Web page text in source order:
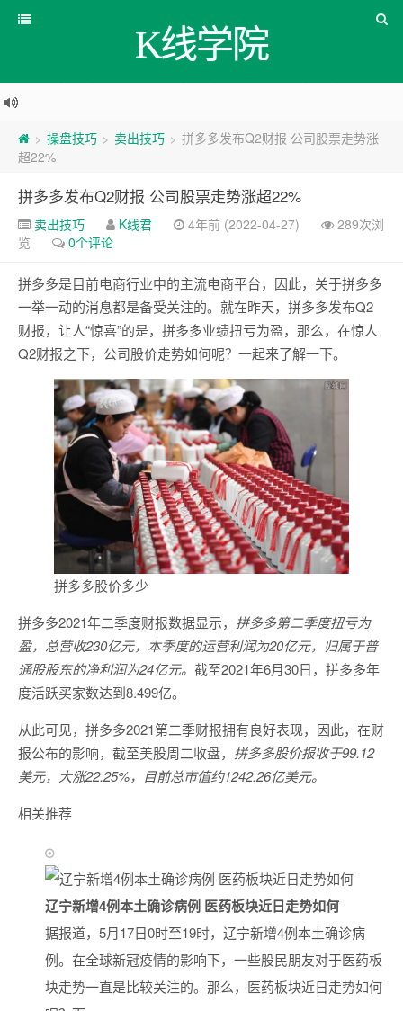
K线学院
> 操盘技巧 > 卖出技巧 > 拼多多发布Q2财报 公司股票走势涨
超22%
拼多多发布Q2财报 公司股票走势涨超22%
卖出技巧 K线君 4年前 (2022-04-27)
289次浏
览
0个评论
拼多多是目前电商行业中的主流电商平台，因此，关于拼多多
一举一动的消息都是备受关注的。就在昨天，拼多多发布Q2
财报，让人“惊喜”的是，拼多多业绩扭亏为盈，那么，在惊人
Q2财报之下，公司股价走势如何呢？一起来了解一下。
拼多多股价多少
拼多多2021年二季度财报数据显示， 拼多多第二季度扭亏为
盈，总营收230亿元，本季度的运营利润为20亿元，归属于普
通股股东的净利润为24亿元。 截至2021年6月30日，拼多多年
度活跃买家数达到8.499亿。
从此可见，拼多多2021第二季财报拥有良好表现，因此，在财
报公布的影响，截至美股周二收盘， 拼多多股价报收于99.12
美元，大涨22.25%，目前总市值约1242.26亿美元。
相关推荐
辽宁新增4例本土确诊病例 医药板块近日走势如何
据报道，5月17日0时至19时，辽宁新增4例本土确诊病
例。在全球新冠疫情的影响下，一些股民朋友对于医药板
块走势一直是比较关注的。那么，医药板块近日走势如何